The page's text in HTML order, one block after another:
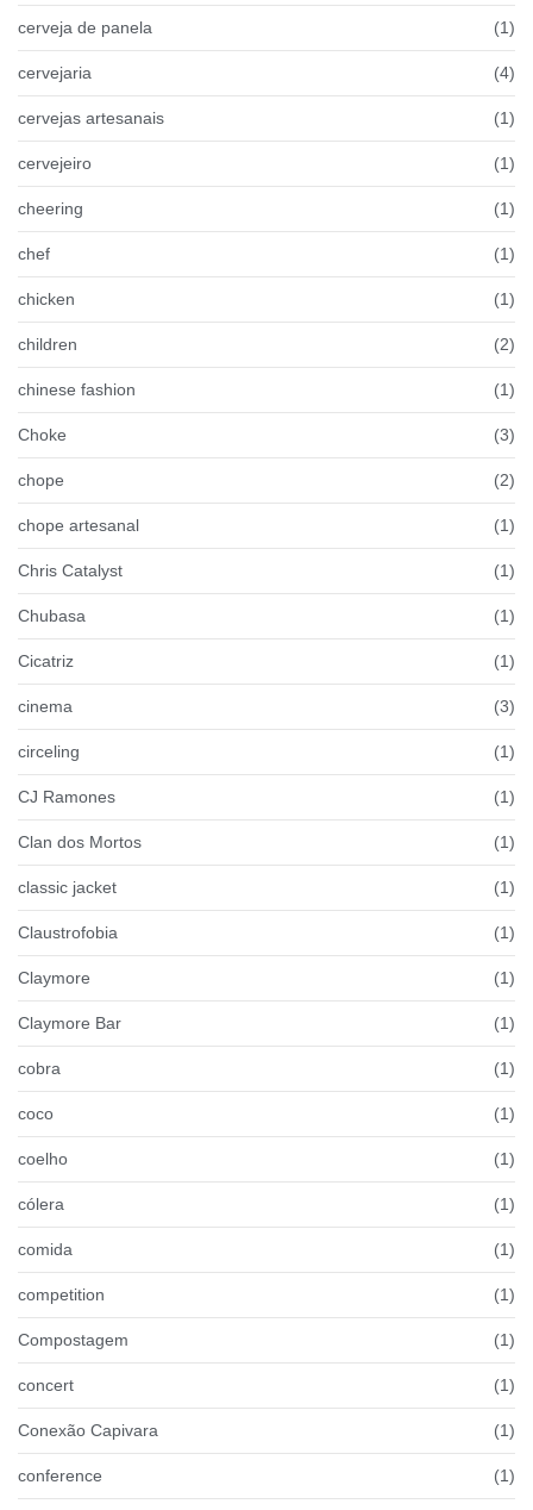
cerveja de panela (1)
cervejaria (4)
cervejas artesanais (1)
cervejeiro (1)
cheering (1)
chef (1)
chicken (1)
children (2)
chinese fashion (1)
Choke (3)
chope (2)
chope artesanal (1)
Chris Catalyst (1)
Chubasa (1)
Cicatriz (1)
cinema (3)
circeling (1)
CJ Ramones (1)
Clan dos Mortos (1)
classic jacket (1)
Claustrofobia (1)
Claymore (1)
Claymore Bar (1)
cobra (1)
coco (1)
coelho (1)
cólera (1)
comida (1)
competition (1)
Compostagem (1)
concert (1)
Conexão Capivara (1)
conference (1)